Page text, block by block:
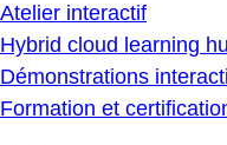
Atelier interactif
Hybrid cloud learning
Démonstrations
Formation et